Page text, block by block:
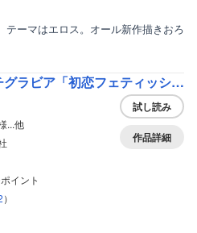
テーマはエロス。オール新作描きおろ
［ハレム］あまつ様フェチグラビア「初恋フェティッシュ」【美麗版32P】
...他
イント
）
試し読み
作品詳細